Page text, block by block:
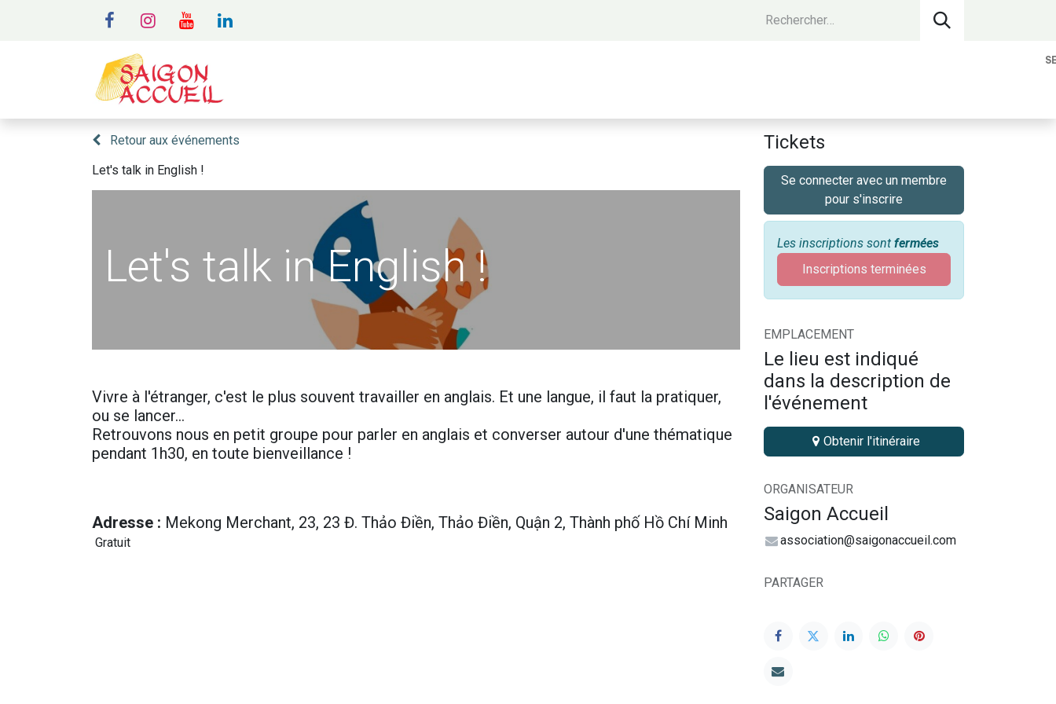
Retour aux événements
Let's talk in English !
Let's talk in English !
Vivre à l'étranger, c'est le plus souvent travailler en anglais. Et une langue, il faut la pratiquer,
ou se lancer…
Retrouvons nous en petit groupe pour parler en anglais et converser autour d'une thématique
pendant 1h30, en toute bienveillance !
Adresse : Mekong Merchant, 23, 23 Đ. Thảo Điền, Thảo Điền, Quận 2, Thành phố Hồ Chí Minh
Gr​atuit
Tickets
Se connecter avec un membre
pour s'inscrire
Les inscriptions sont fermées
Inscriptions terminées
EMPLACEMENT
Le lieu est indiqué
dans la description de
l'événement
Obtenir l'itinéraire
ORGANISATEUR
Saigon Accueil
association@saigonaccueil.com
PARTAGER